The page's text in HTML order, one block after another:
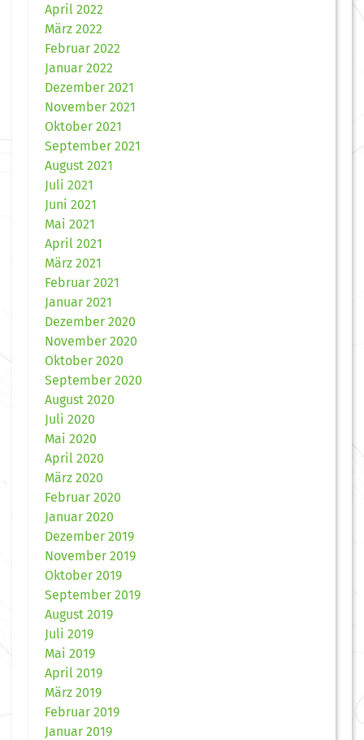
April 2022
März 2022
Februar 2022
Januar 2022
Dezember 2021
November 2021
Oktober 2021
September 2021
August 2021
Juli 2021
Juni 2021
Mai 2021
April 2021
März 2021
Februar 2021
Januar 2021
Dezember 2020
November 2020
Oktober 2020
September 2020
August 2020
Juli 2020
Mai 2020
April 2020
März 2020
Februar 2020
Januar 2020
Dezember 2019
November 2019
Oktober 2019
September 2019
August 2019
Juli 2019
Mai 2019
April 2019
März 2019
Februar 2019
Januar 2019